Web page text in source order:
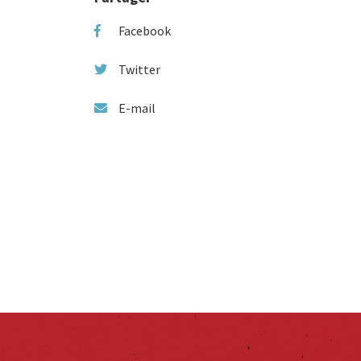
Facebook
Twitter
E-mail